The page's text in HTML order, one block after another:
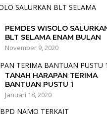
PEMDES WISOLO
BLT SELAMA ENAM BULAN
November 9, 2020
TANAH HARAPAN TERIMA
BANTUAN PUSTU 1
Januari 18, 2020